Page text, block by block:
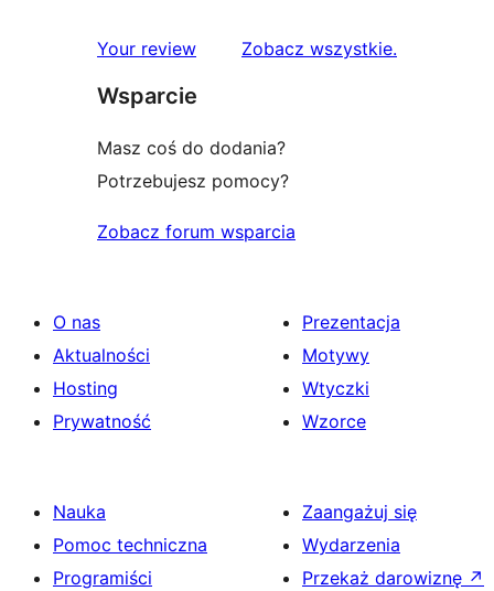
Your review Zobacz wszystkierecenzje
.
Wsparcie
Masz coś do dodania?
Potrzebujesz pomocy?
Zobacz forum wsparcia
O nas
Aktualności
Hosting
Prywatność
Prezentacja
Motywy
Wtyczki
Wzorce
Nauka
Pomoc techniczna
Programiści
Zaangażuj się
Wydarzenia
Przekaż darowiznę ↗